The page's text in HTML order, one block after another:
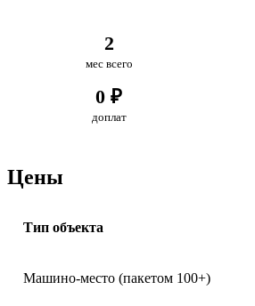
2
мес всего
0 ₽
доплат
Цены
Тип объекта
Машино-место (пакетом 100+)